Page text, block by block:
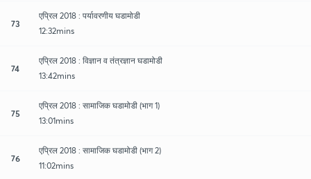
73
एप्रिल 2018 : पर्यावरणीय घडामोडी
12:32mins
74
एप्रिल 2018 : विज्ञान व तंत्रज्ञान घडामोडी
13:42mins
75
एप्रिल 2018 : सामाजिक घडामोडी (भाग 1)
13:01mins
76
एप्रिल 2018 : सामाजिक घडामोडी (भाग 2)
11:02mins